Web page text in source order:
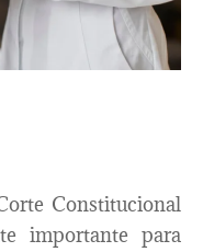
Constitucional
importante para